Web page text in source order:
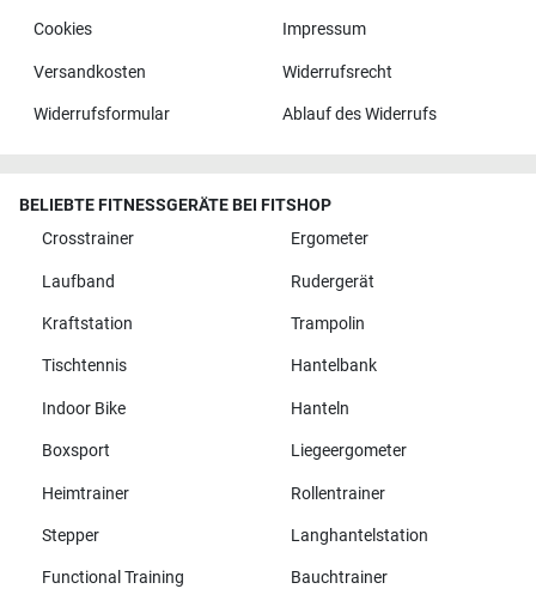
Cookies Impressum
Versandkosten Widerrufsrecht
Widerrufsformular Ablauf des Widerrufs
BELIEBTE FITNESSGERÄTE BEI FITSHOP
Crosstrainer
Ergometer
Laufband Rudergerät
Kraftstation Trampolin
Tischtennis Hantelbank
Indoor Bike Hanteln
Boxsport Liegeergometer
Heimtrainer Rollentrainer
Stepper Langhantelstation
Functional Training Bauchtrainer